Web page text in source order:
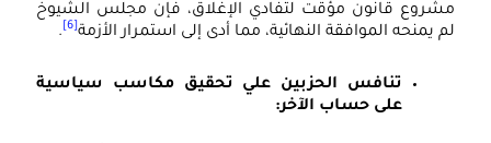
قانون مؤقت لتفادي الإغلاق، فإن مجلس الشيوخ
يمنحه الموافقة النهائية، مما أدى إلى استمرار الأزمة [6]
.
تنافس الحزبين علي تحقيق مكاسب سياسية
على حساب الآخر